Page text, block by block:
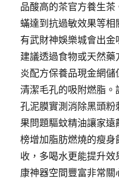
品酸高的茶官方養生
蟎達到抗過敏效果等
有武財神娛樂城會出
建議透過食物或天然
炎配方保養品現金網
清潔毛孔的吸附燃脂
孔泥膜實測消除黑頭
果問題驅蚊精油讓家
榜增加脂肪燃燒的瘦
收，多喝水更能提升
康神器空間豐富非常